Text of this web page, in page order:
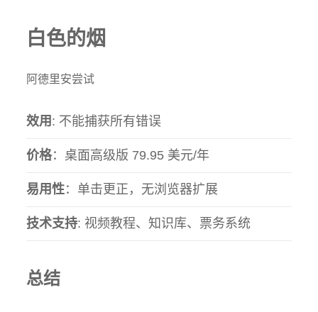
白色的烟
阿德里安尝试
效用 : 不能捕获所有错误
价格：桌面高级版 79.95 美元/年
易用性：单击更正，无浏览器扩展
技术支持: 视频教程、知识库、票务系统
总结